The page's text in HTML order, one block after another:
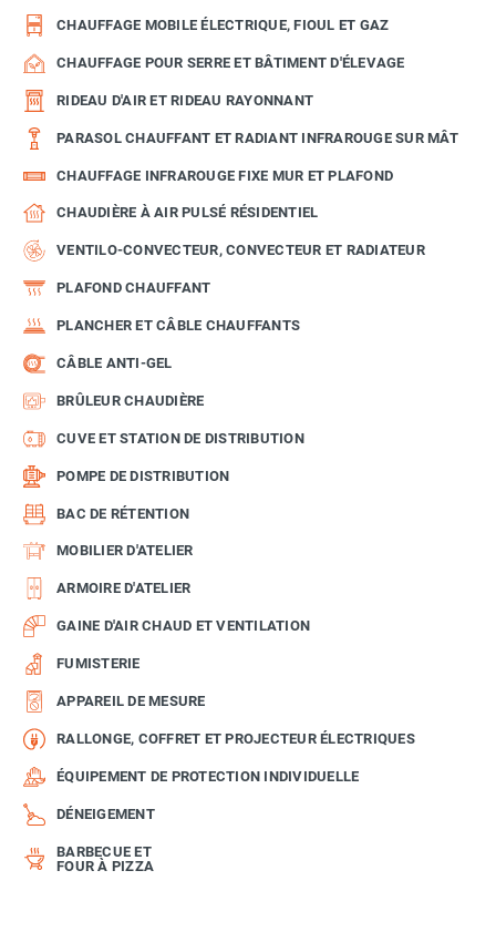
CHAUFFAGE MOBILE ÉLECTRIQUE, FIOUL ET GAZ
CHAUFFAGE POUR SERRE ET BÂTIMENT D'ÉLEVAGE
RIDEAU D'AIR ET RIDEAU RAYONNANT
PARASOL CHAUFFANT ET RADIANT INFRAROUGE SUR MÂT
CHAUFFAGE INFRAROUGE FIXE MUR ET PLAFOND
CHAUDIÈRE À AIR PULSÉ RÉSIDENTIEL
VENTILO-CONVECTEUR, CONVECTEUR ET RADIATEUR
PLAFOND CHAUFFANT
PLANCHER ET CÂBLE CHAUFFANTS
CÂBLE ANTI-GEL
BRÛLEUR CHAUDIÈRE
CUVE ET STATION DE DISTRIBUTION
POMPE DE DISTRIBUTION
BAC DE RÉTENTION
MOBILIER D'ATELIER
ARMOIRE D'ATELIER
GAINE D'AIR CHAUD ET VENTILATION
FUMISTERIE
APPAREIL DE MESURE
RALLONGE, COFFRET ET PROJECTEUR ÉLECTRIQUES
ÉQUIPEMENT DE PROTECTION INDIVIDUELLE
DÉNEIGEMENT
BARBECUE ET
FOUR À PIZZA